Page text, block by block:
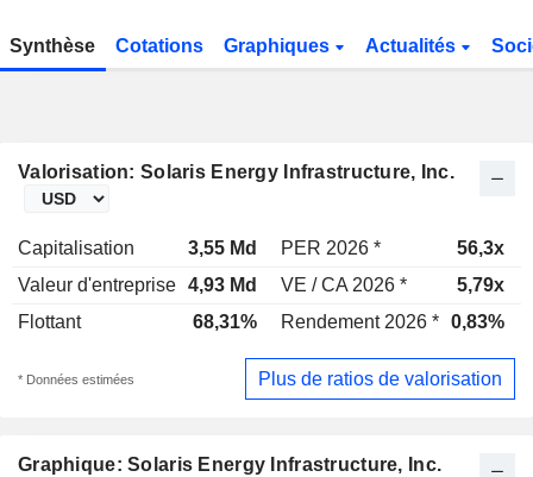
Synthèse Cotations Graphiques Actualités
Valorisation: Solaris Energy Infrastructure, Inc.
Capitalisation 3,55 Md PER 2026 * 56,3x
Valeur d'entreprise 4,93 Md VE / CA 2026 * 5,79x
Flottant
68,31% Rendement 2026 * 0,83%
* Données estimées Plus de ratios de valorisation
Graphique: Solaris Energy Infrastructure, Inc.